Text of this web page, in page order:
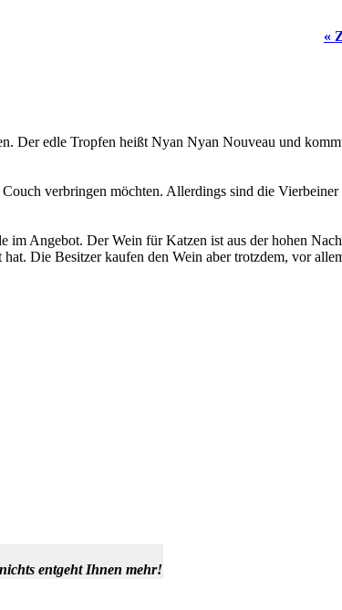
«
Der edle Tropfen heißt Nyan Nyan Nouveau und
verbringen möchten. Allerdings sind die
im Angebot. Der Wein für Katzen ist aus der hohen
Die Besitzer kaufen den Wein aber trotzdem, vor
nichts entgeht Ihnen mehr!